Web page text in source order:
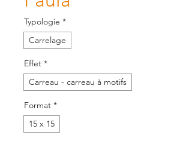
Typologie *
Carrelage
Effet *
Carreau - carreau à motifs
Format *
15 x 15